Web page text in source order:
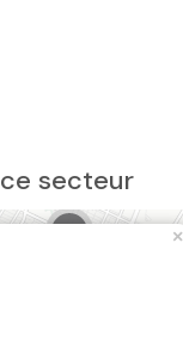
secteur
2 ×